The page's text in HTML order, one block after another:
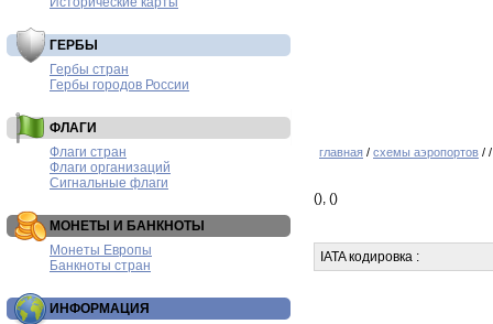
ГЕРБЫ
Гербы стран
Гербы городов России
ФЛАГИ
Флаги стран
Флаги организаций
Сигнальные флаги
МОНЕТЫ И БАНКНОТЫ
Монеты Европы
Банкноты стран
ИНФОРМАЦИЯ
главная / схемы аэропортов /
(), ()
IATA кодировка :